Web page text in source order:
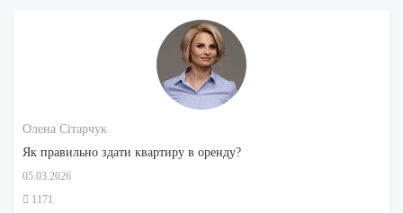
Олена Сітарчук
Як правильно здати квартиру в оренду?
05.03.2026
1171